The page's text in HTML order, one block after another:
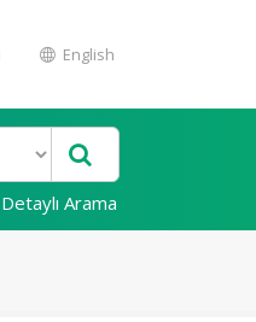
English
Detaylı Arama